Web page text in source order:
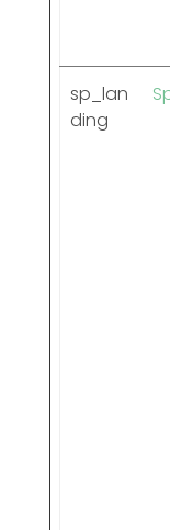
sp_lan
ding